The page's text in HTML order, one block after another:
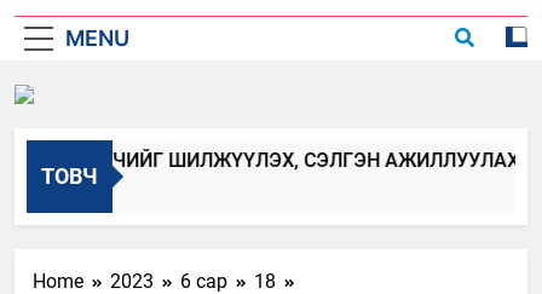
MENU
ТОВЧ
ХААГЧИЙГ ШИЛЖҮҮЛЭХ, СЭЛГЭН АЖИЛЛУУЛАХ ЗАР
Home 2023 6 сар
18